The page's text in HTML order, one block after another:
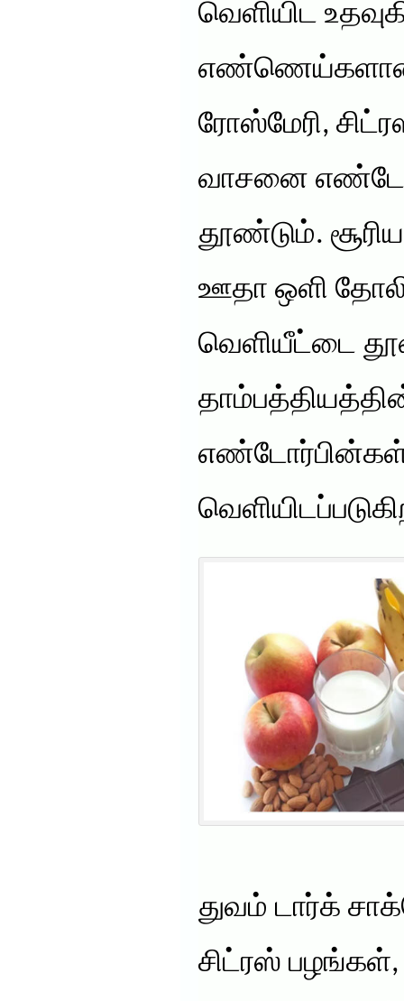
வெளியிட
ரோஸ்மேரி,
வாசனை
தூண்டும்.
ஊதா ஒளி
வெளியீட்டை
துவம் டார்க்
சிட்ரஸ்